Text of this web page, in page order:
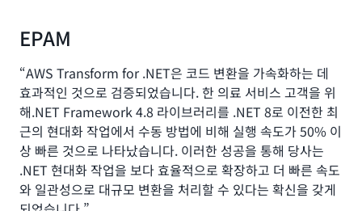
EPAM
“AWS Transform for .NET은 코드 변환을 가속화하는 데
효과적인 것으로 검증되었습니다. 한 의료 서비스 고객을 위
해.NET Framework 4.8 라이브러리를 .NET 8로 이전한 최
근의 현대화 작업에서 수동 방법에 비해 실행 속도가 50% 이
상 빠른 것으로 나타났습니다. 이러한 성공을 통해 당사는
.NET 현대화 작업을 보다 효율적으로 확장하고 더 빠른 속도
와 일관성으로 대규모 변환을 처리할 수 있다는 확신을 갖게